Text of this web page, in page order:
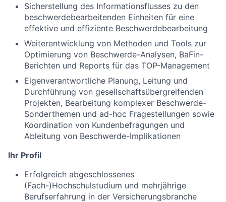
Sicherstellung des Informationsflusses zu den
beschwerdebearbeitenden Einheiten für eine
effektive und effiziente Beschwerdebearbeitung
Weiterentwicklung von Methoden und Tools zur
Optimierung von Beschwerde-Analysen, BaFin-
Berichten und Reports für das TOP-Management
Eigenverantwortliche Planung, Leitung und
Durchführung von gesellschaftsübergreifenden
Projekten, Bearbeitung komplexer Beschwerde-
Sonderthemen und ad-hoc Fragestellungen sowie
Koordination von Kundenbefragungen und
Ableitung von Beschwerde-Implikationen
Ihr Profil
Erfolgreich abgeschlossenes
(Fach-)Hochschulstudium und mehrjährige
Berufserfahrung in der Versicherungsbranche